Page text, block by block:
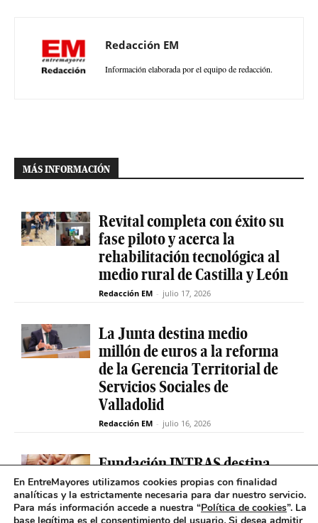
Redacción EM
Información elaborada por el equipo de redacción.
MÁS INFORMACIÓN
Revital completa con éxito su
fase piloto y acerca la
rehabilitación tecnológica al
medio rural de Castilla y León
Redacción EM - julio 17, 2026
La Junta destina medio
millón de euros a la reforma
de la Gerencia Territorial de
Servicios Sociales de
Valladolid
Redacción EM - julio 16, 2026
Fundación INTRAS destina
6.000 euros a proyectos
sociales que impulsen la
salud mental en Castilla y
En EntreMayores utilizamos cookies propias con finalidad
analíticas y la estrictamente necesaria para dar nuestro servicio.
Para más información accede a nuestra “Política de cookies”. La